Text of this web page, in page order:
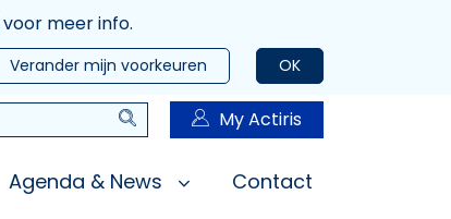
voor meer info.
OK
Verander mijn voorkeuren
Zoeken My Actiris
Agenda & News Contact